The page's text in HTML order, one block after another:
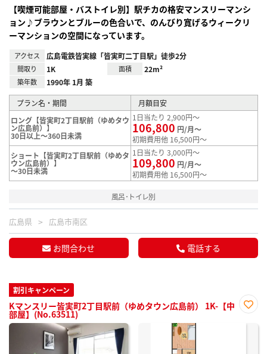
【喫煙可能部屋・バストイレ別】駅チカの格安マンスリーマンシ
ョン♪ブラウンとブルーの色合いで、のんびり寛げるウィークリ
ーマンションの空間になっています。
アクセス 広島電鉄皆実線「皆実町二丁目駅」徒歩2分
間取り 1K 面積 22m²
築年数 1990年 1月 築
プラン名・期間
月額目安
ロング【皆実町2丁目駅前（ゆめタウ
ン広島前）】
30日以上～360日未満
1日当たり 2,900円～
106,800 円/月～
初期費用他 16,500円～
ショート【皆実町2丁目駅前（ゆめタ
ウン広島前）】
～30日未満
1日当たり 3,000円～
109,800 円/月～
初期費用他 16,500円～
風呂･トイレ別
広島県 広島市南区
お問合わせ 電話する
割引キャンペーン
Kマンスリー皆実町2丁目駅前（ゆめタウン広島前） 1K-【中
部屋】(No.63511)
に入